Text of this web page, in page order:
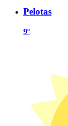
Pelotas
9º